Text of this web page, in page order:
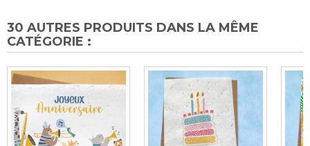
30 AUTRES PRODUITS DANS LA MÊME
CATÉGORIE :